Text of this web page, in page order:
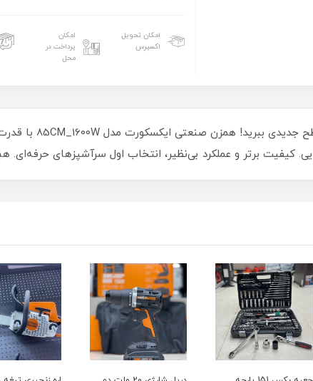
امکان تحویل
اکسپرس
امکان
پرداخت در
محل
کیفیت برتر و عملکرد بی‌نظیر، انتخاب اول سرآشپزهای